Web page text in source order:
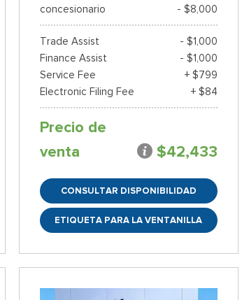
concesionario
- $8,000
Trade Assist
- $1,000
Finance Assist
- $1,000
Service Fee
+ $799
Electronic Filing Fee
+ $84
Precio de
venta
$42,433
CONSULTAR DISPONIBILIDAD
ETIQUETA PARA LA VENTANILLA